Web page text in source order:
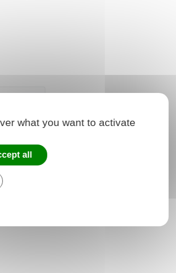
what you want to activate
all